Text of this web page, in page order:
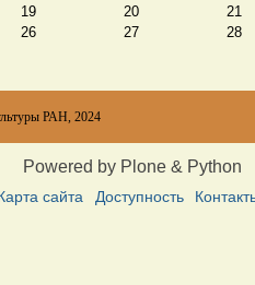
19 20
21
26 27
28
РАН, 2024
Powered by Plone & Python
сайта Доступность